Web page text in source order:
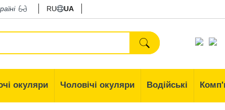
RU UA
окуляри Чоловічі окуляри Водійські